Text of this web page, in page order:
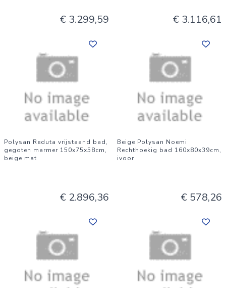
€ 3.299,59 € 3.116,61
Polysan Reduta vrijstaand bad,
gegoten marmer 150x75x58cm,
beige mat
€ 2.896,36
Beige Polysan Noemi
Rechthoekig bad 160x80x39cm,
ivoor
€ 578,26